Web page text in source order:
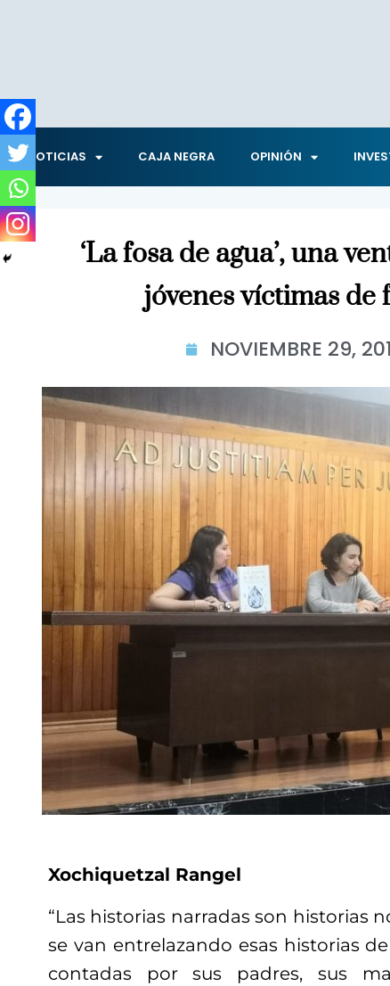
NOTICIAS CAJA NEGRA OPINIÓN
‘La fosa de agua’, una
jóvenes víctimas
NOVIEMBRE 29,
Xochiquetzal Rangel
“Las historias narradas son historias
se van entrelazando esas historias
contadas por sus padres, sus